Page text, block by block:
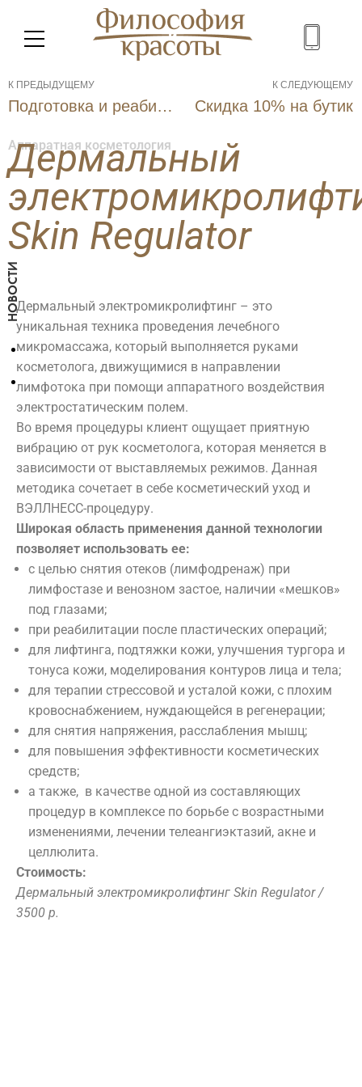
НОВОСТИ
К ПРЕДЫДУЩЕМУ
Подготовка и реабилитация до и после пластических операций
К СЛЕДУЮЩЕМУ
Скидка 10% на бутик
Аппаратная косметология
Дермальный
Skin Regulator
Дермальный электромикролифтинг – это
уникальная техника проведения лечебного
микромассажа, который выполняется руками
косметолога, движущимися в направлении
лимфотока при помощи аппаратного воздействия
электростатическим полем.
Во время процедуры клиент ощущает приятную
вибрацию от рук косметолога, которая меняется в
зависимости от выставляемых режимов. Данная
методика сочетает в себе косметический уход и
ВЭЛЛНЕСС-процедуру.
Широкая область применения данной технологии
позволяет использовать ее:
с целью снятия отеков (лимфодренаж) при
лимфостазе и венозном застое, наличии «мешков»
под глазами;
при реабилитации после пластических операций;
для лифтинга, подтяжки кожи, улучшения тургора и
тонуса кожи, моделирования контуров лица и тела;
для терапии стрессовой и усталой кожи, с плохим
кровоснабжением, нуждающейся в регенерации;
для снятия напряжения, расслабления мышц;
для повышения эффективности косметических
средств;
а также, в качестве одной из составляющих
процедур в комплексе по борьбе с возрастными
изменениями, лечении телеангиэктазий, акне и
целлюлита.
Стоимость:
Дермальный электромикролифтинг Skin Regulator /
3500 р.
МЕНЮ
Косметология
Лицо
Уходы
Аппаратная
косметология
Инъекционные
методики
Пилинг
Консультация
Тело
Аппаратная
Инъекционные
методики
Депиляция
ДНК-тест
SPA
АКВАЗОНА
[ Comfort
Zone ]
Ligne ST
bretagne
Algotherm
Biologique
Recherche
Салон
Коррекция
бровей
Оформление
ресниц
сервис
О КОМПАНИИ: ФИЛОСОФИЯ
СПЕЦИАЛИСТЫ ПРЕЙСКУРАНТ
ОТЗЫВЫ
ЛИЦЕНЗИИ
ДОКУМЕНТЫ НОВОСТИ АКЦИИ
Уважаемые
клиенты
Цены находятся в стадии переработки. Просьба
актуальные цены у администратора!